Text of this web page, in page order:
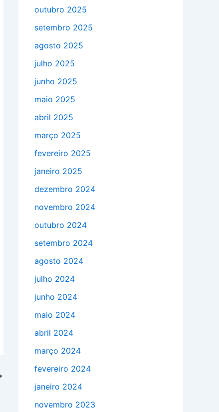
outubro 2025
setembro 2025
agosto 2025
julho 2025
junho 2025
maio 2025
abril 2025
março 2025
fevereiro 2025
janeiro 2025
dezembro 2024
novembro 2024
outubro 2024
setembro 2024
agosto 2024
julho 2024
junho 2024
maio 2024
abril 2024
março 2024
fevereiro 2024
janeiro 2024
novembro 2023